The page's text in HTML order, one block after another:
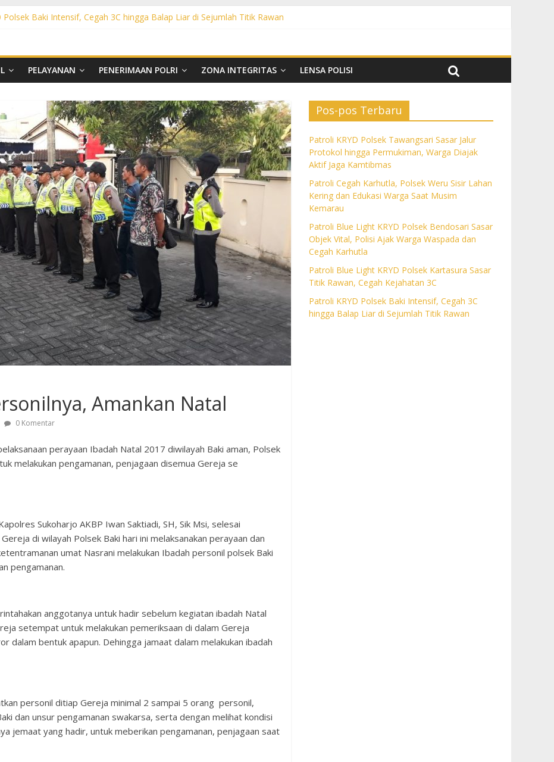
Polsek Baki Intensif, Cegah 3C hingga Balap Liar di Sejumlah Titik Rawan
KRYD Polsek Bendosari Sasar Objek Vital, Polisi Ajak Warga Waspada dan Cegah Karhutla
KRYD Polsek Kartasura Sasar Titik Rawan, Cegah Kejahatan 3C
PELAYANAN PENERIMAAN POLRI ZONA INTEGRITAS LENSA POLISI
Amankan Natal
0 Komentar
perayaan Ibadah Natal 2017 diwilayah Baki aman, Polsek
melakukan pengamanan, penjagaan disemua Gereja se
Sukoharjo AKBP Iwan Saktiadi, SH, Sik Msi, selesai
di wilayah Polsek Baki hari ini melaksanakan perayaan dan
umat Nasrani melakukan Ibadah personil polsek Baki
pengamanan.
anggotanya untuk hadir sebelum kegiatan ibadah Natal
setempat untuk melakukan pemeriksaan di dalam Gereja
dalam bentuk apapun. Dehingga jamaat dalam melakukan ibadah
personil ditiap Gereja minimal 2 sampai 5 orang personil,
dan unsur pengamanan swakarsa, serta dengan melihat kondisi
jemaat yang hadir, untuk meberikan pengamanan, penjagaan saat
Pos-pos Terbaru
Patroli KRYD Polsek Tawangsari Sasar Jalur
Protokol hingga Permukiman, Warga Diajak
Aktif Jaga Kamtibmas
Patroli Cegah Karhutla, Polsek Weru Sisir Lahan
Kering dan Edukasi Warga Saat Musim
Kemarau
Patroli Blue Light KRYD Polsek Bendosari Sasar
Objek Vital, Polisi Ajak Warga Waspada dan
Cegah Karhutla
Patroli Blue Light KRYD Polsek Kartasura Sasar
Titik Rawan, Cegah Kejahatan 3C
Patroli KRYD Polsek Baki Intensif, Cegah 3C
hingga Balap Liar di Sejumlah Titik Rawan